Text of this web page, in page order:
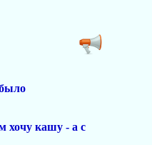
хочу кашу - а с